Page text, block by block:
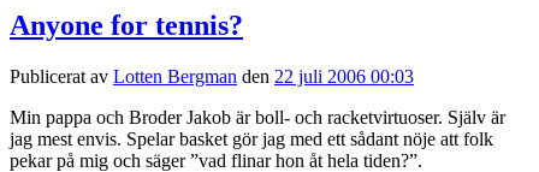
Anyone for tennis?
Publicerat av Lotten Bergman den 22 juli 2006 00:03
Min pappa och Broder Jakob är boll- och racketvirtuoser. Själv är
jag mest envis. Spelar basket gör jag med ett sådant nöje att folk
pekar på mig och säger ”vad flinar hon åt hela tiden?”.